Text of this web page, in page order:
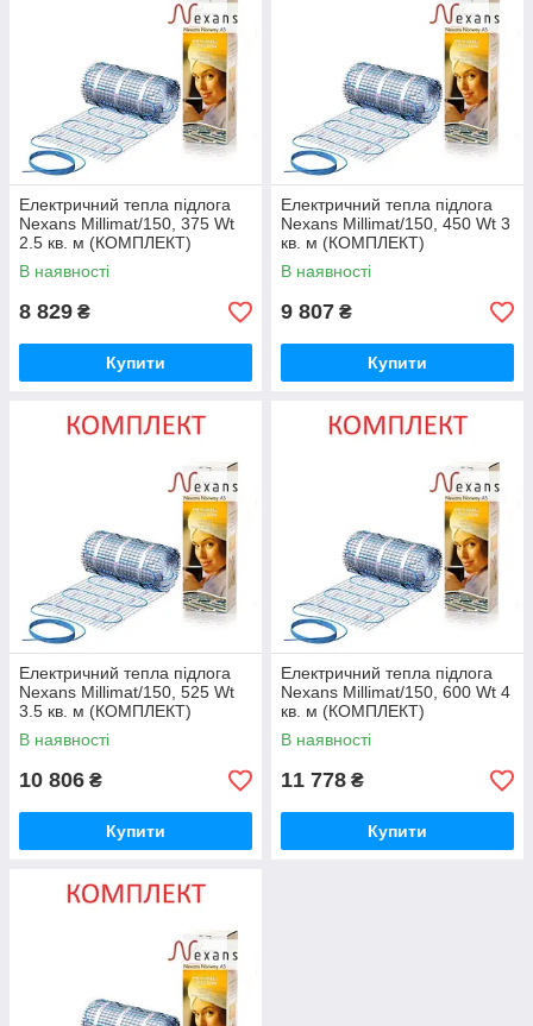
Консультація по підбору комплекту.
Монтаж. Гарантія. Знижки!!!
Електричний тепла підлога
Nexans Millimat/150, 375 Wt
2.5 кв. м (КОМПЛЕКТ)
В наявності
8 829 ₴
Купити
Електричний тепла підлога
Nexans Millimat/150, 450 Wt 3
кв. м (КОМПЛЕКТ)
В наявності
9 807 ₴
Купити
Електричний тепла підлога
Nexans Millimat/150, 525 Wt
3.5 кв. м (КОМПЛЕКТ)
В наявності
10 806 ₴
Купити
Електричний тепла підлога
Nexans Millimat/150, 600 Wt 4
кв. м (КОМПЛЕКТ)
В наявності
11 778 ₴
Купити